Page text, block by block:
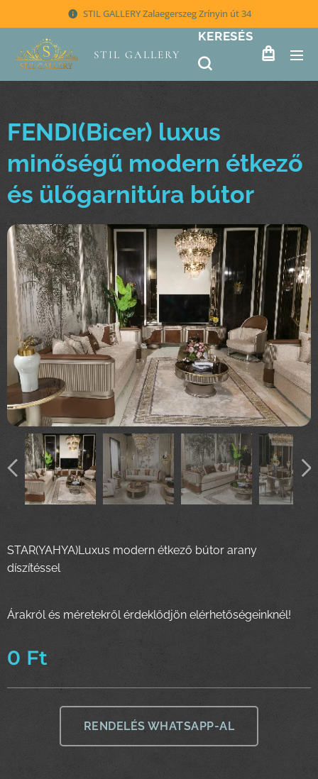
STIL GALLERY Zalaegerszeg Zrínyin út 34
STIL GALLERY
KERESÉS
FENDI(Bicer) luxus
minőségű modern étkező
és ülőgarnitúra bútor
STAR(YAHYA)Luxus modern étkező bútor arany
díszítéssel
Árakról és méretekről érdeklődjön elérhetőségeinknél!
0 Ft
RENDELÉS WHATSAPP-AL